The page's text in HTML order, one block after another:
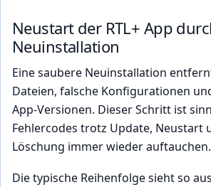
Neustart der RTL+ App
Neuinstallation
Eine saubere Neuinstallation
Dateien, falsche Konfigurationen
App-Versionen. Dieser Schritt ist
Fehlercodes trotz Update, Neustart
Löschung immer wieder auftauchen.
Die typische Reihenfolge sieht so